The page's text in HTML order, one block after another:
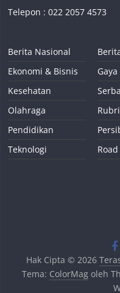
Telepon : 022 2057 4573
Berita Nasional
Ekonomi & Bisnis
Kesehatan
Olahraga
Pendidikan
Teknologi
Hak Cipta © 2026
Tema: ColorMagoleh